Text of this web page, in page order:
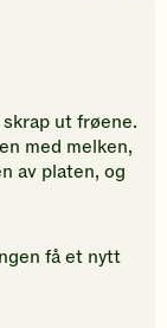
å
gi
din
ut frøene.
med melken,
av platen, og
få et nytt